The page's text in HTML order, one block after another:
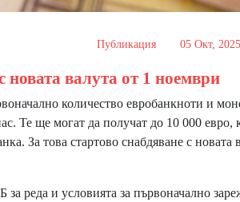
Публикация 05 Окт,
валута от 1 ноември
количество евробанкноти и
Те ще могат да получат до 10 000 евро,
За това стартово снабдяване с новата
реда и условията за първоначално